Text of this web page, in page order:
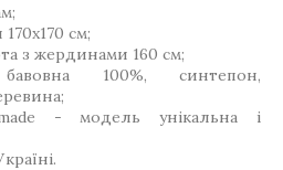
см;
з жердинами 160 см;
100%, синтепон,
- модель унікальна і